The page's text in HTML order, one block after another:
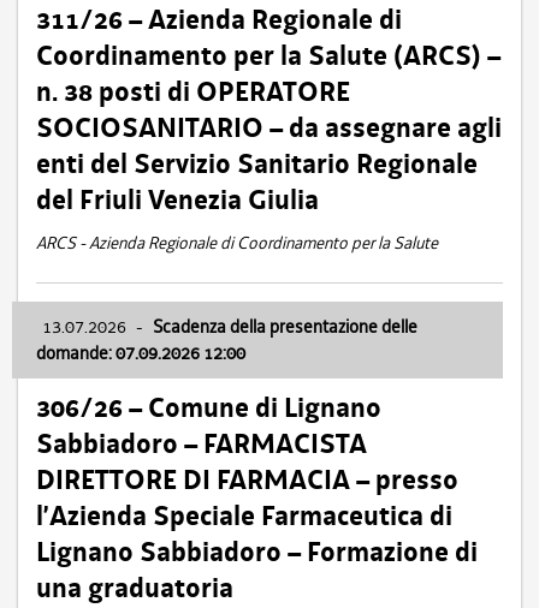
311/26 – Azienda Regionale di
Coordinamento per la Salute (ARCS) –
n. 38 posti di OPERATORE
SOCIOSANITARIO – da assegnare agli
enti del Servizio Sanitario Regionale
del Friuli Venezia Giulia
ARCS - Azienda Regionale di Coordinamento per la Salute
13.07.2026 - Scadenza della presentazione delle
domande: 07.09.2026 12:00
306/26 – Comune di Lignano
Sabbiadoro – FARMACISTA
DIRETTORE DI FARMACIA – presso
l’Azienda Speciale Farmaceutica di
Lignano Sabbiadoro – Formazione di
una graduatoria